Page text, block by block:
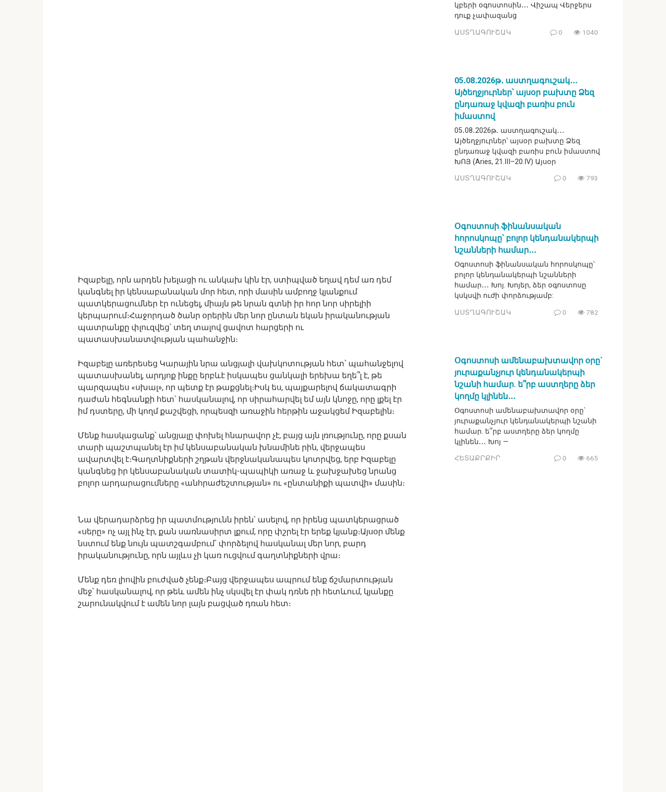
Իզաբելը, որն արդեն խելացի ու անկախ կին էր, ստիպված եղավ դեմ առ դեմ
կանգնել իր կենսաբանական մոր հետ, որի մասին ամբողջ կյանքում
պատկերացումներ էր ունեցել, միայն թե նրան գտնի իր հոր նոր սիրելիի
կերպարում։Հաջորդած ծանր օրերին մեր նոր ընտան եկան իրականության
պատրանքը փլուզվեց՝ տեղ տալով ցավոտ հարցերի ու
պատասխանատվության պահանջին։
Իզաբելը առերեսեց Կարային նրա անցյալի վախկոտության հետ՝ պահանջելով
պատասխանել, արդյոք ինքը երբևէ իսկապես ցանկալի երեխա եղե՞լ է, թե
պարզապես «սխալ», որ պետք էր թաքցնել։Իսկ ես, պայքարելով ճակատագրի
դաժան հեգնանքի հետ՝ հասկանալով, որ սիրահարվել եմ այն կնոջը, որը լքել էր
իմ դստերը, մի կողմ քաշվեցի, որպեսզի առաջին հերթին աջակցեմ Իզաբելին։
Մենք հասկացանք՝ անցյալը փոխել հնարավոր չէ, բայց այն լռությունը, որը քսան
տարի պաշտպանել էր իմ կենսաբանական խնամինե րին, վերջապես
ավարտվել է։Գաղտնիքների շղթան վերջնականապես կոտրվեց, երբ Իզաբելը
կանգնեց իր կենսաբանական տատիկ-պապիկի առաջ և ջախջախեց նրանց
բոլոր արդարացումները «անհրաժեշտության» ու «ընտանիքի պատվի» մասին։
Նա վերադարձրեց իր պատմությունն իրեն՝ ասելով, որ իրենց պատկերացրած
«սերը» ոչ այլ ինչ էր, քան սառնասիրտ լքում, որը փշրել էր երեք կյանք։Այսօր մենք
նստում ենք նույն պատշգամբում՝ փորձելով հասկանալ մեր նոր, բարդ
իրականությունը, որն այլևս չի կառ ուցվում գաղտնիքների վրա։
Մենք դեռ լիովին բուժված չենք։Բայց վերջապես ապրում ենք ճշմարտության
մեջ՝ հասկանալով, որ թեև ամեն ինչ սկսվել էր փակ դռնե րի հետևում, կյանքը
շարունակվում է ամեն նոր լայն բացված դռան հետ։
կբերի օգոստոսին․․․ Վիշապ Վերջերս
դուք չափազանց
ԱՍՏՂԱԳՈՒՇԱԿ 0 1040
05․08․2026թ․ աստղագուշակ․․․
Այծեղջյուրներ՝ այսօր բախտը Ձեզ
ընդառաջ կվազի բառիս բուն
իմաստով
05․08․2026թ․ աստղագուշակ․․․
Այծեղջյուրներ՝ այսօր բախտը Ձեզ
ընդառաջ կվազի բառիս բուն իմաստով
ԽՈՅ (Aries, 21.III–20.IV) Այսօր
ԱՍՏՂԱԳՈՒՇԱԿ 0 793
Օգոստոսի ֆինանսական
հորոսկոպը՝ բոլոր կենդանակերպի
նշանների համար․․․
Օգոստոսի ֆինանսական հորոսկոպը՝
բոլոր կենդանակերպի նշանների
համար․․․ Խոյ. Խոյեր, ձեր օգոստոսը
կսկսվի ուժի փորձությամբ:
ԱՍՏՂԱԳՈՒՇԱԿ 0 782
Օգոստոսի ամենաբախտավոր օրը`
յուրաքանչյուր կենդանակերպի
նշանի համար. ե՞րբ աստղերը ձեր
կողմը կլինեն․․․
Օգոստոսի ամենաբախտավոր օրը`
յուրաքանչյուր կենդանակերպի նշանի
համար. ե՞րբ աստղերը ձեր կողմը
կլինեն․․․ Խոյ —
ՀԵՏԱՔՐՔԻՐ 0 665